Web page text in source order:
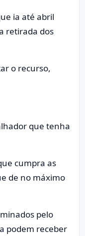
ia até abril
retirada dos
o recurso,
que tenha
cumpra as
de no máximo
pelo
podem receber